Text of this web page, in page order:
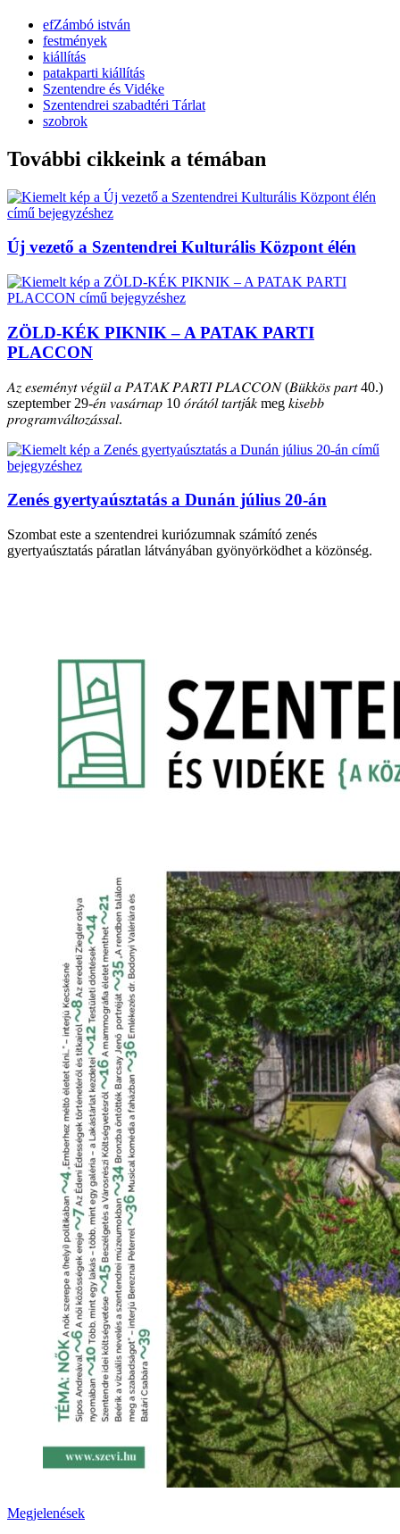
efZámbó istván
festmények
kiállítás
patakparti kiállítás
Szentendre és Vidéke
Szentendrei szabadtéri Tárlat
szobrok
További cikkeink a témában
Új vezető a Szentendrei Kulturális Központ élén
ZÖLD-KÉK PIKNIK – A PATAK PARTI
PLACCON
𝐴𝑧 𝑒𝑠𝑒𝑚𝑒́𝑛𝑦𝑡 𝑣𝑒́𝑔𝑢̈𝑙 𝑎 𝑃𝐴𝑇𝐴𝐾 𝑃𝐴𝑅𝑇𝐼 𝑃𝐿𝐴𝐶𝐶𝑂𝑁 (𝐵𝑢̈𝑘𝑘𝑜̈𝑠 𝑝𝑎𝑟𝑡 40.)
szeptember 29-𝑒́𝑛 𝑣𝑎𝑠𝑎́𝑟𝑛𝑎𝑝 10 𝑜́𝑟𝑎́𝑡𝑜́𝑙 𝑡𝑎𝑟𝑡𝑗á𝑘 meg 𝑘𝑖𝑠𝑒𝑏𝑏
𝑝𝑟𝑜𝑔𝑟𝑎𝑚𝑣𝑎́𝑙𝑡𝑜𝑧𝑎́𝑠𝑠𝑎𝑙.
Zenés gyertyaúsztatás a Dunán július 20-án
Szombat este a szentendrei kuriózumnak számító zenés
gyertyaúsztatás páratlan látványában gyönyörködhet a közönség.
Megjelenések